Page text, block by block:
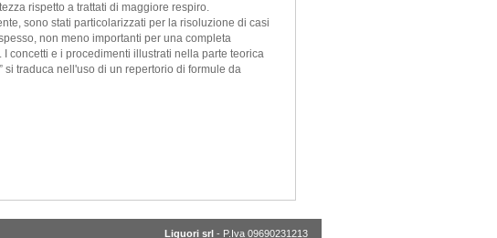
rispetto a trattati di maggiore respiro.
sono stati particolarizzati per la risoluzione di casi
non meno importanti per una completa
concetti e i procedimenti illustrati nella parte teorica
traduca nell'uso di un repertorio di formule da
Liguori srl - P.Iva 09690231213